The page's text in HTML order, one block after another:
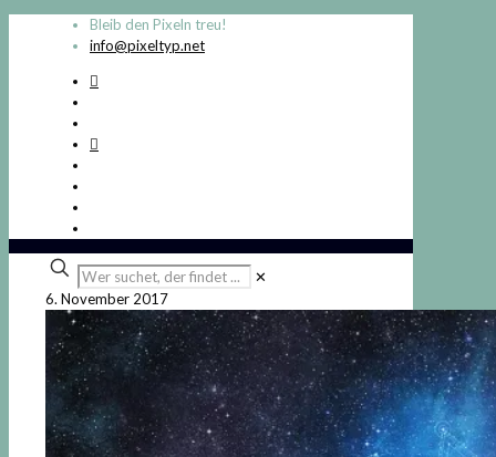
Bleib den Pixeln treu!
info@pixeltyp.net
Wer
suchet,
der
findet
...
✕
6. November 2017